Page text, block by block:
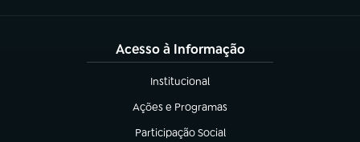
Acesso à Informação
Institucional
(abre em nova aba)
Ações e Programas
(abre em nova aba)
Participação Social
(abre em nova aba)